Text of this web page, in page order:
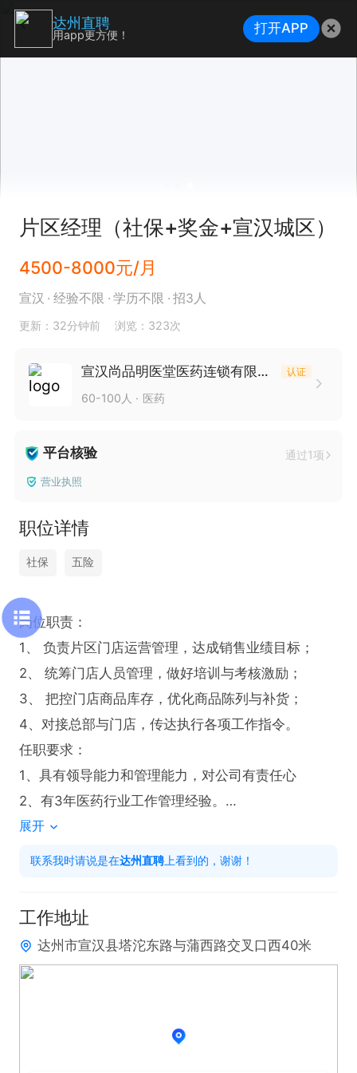
片区经理（社保+奖金+宣汉城区）
4500-8000元/月
宣汉 经验不限 学历不限 招3人
更新：32分钟前 浏览：323次
宣汉尚品明医堂医药连锁有限责任公司 认证
60-100人 医药
平台核验 通过1项
营业执照
职位详情
社保 五险
岗位职责：
1、 负责片区门店运营管理，达成销售业绩目标；
2、 统筹门店人员管理，做好培训与考核激励；
3、 把控门店商品库存，优化商品陈列与补货；
4、对接总部与门店，传达执行各项工作指令。
任职要求：
1、具有领导能力和管理能力，对公司有责任心
2、有3年医药行业工作管理经验。
工作时间：早8~中午12点，下午2点~6点，周末休息
福利待遇：4500-8000，有社保、节假日福利、绩效
展开
联系我时请说是在达州直聘 上看到的，谢谢！
工作地址
达州市宣汉县塔沱东路与蒲西路交叉口西40米
达州直聘
用app更方便！ 打开APP